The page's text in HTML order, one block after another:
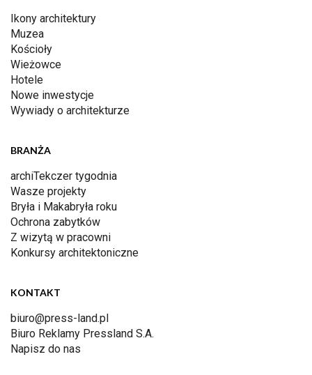
Ikony architektury
Muzea
Kościoły
Wieżowce
Hotele
Nowe inwestycje
Wywiady o architekturze
BRANŻA
archiTekczer tygodnia
Wasze projekty
Bryła i Makabryła roku
Ochrona zabytków
Z wizytą w pracowni
Konkursy architektoniczne
KONTAKT
biuro@press-land.pl
Biuro Reklamy Pressland S.A.
Napisz do nas